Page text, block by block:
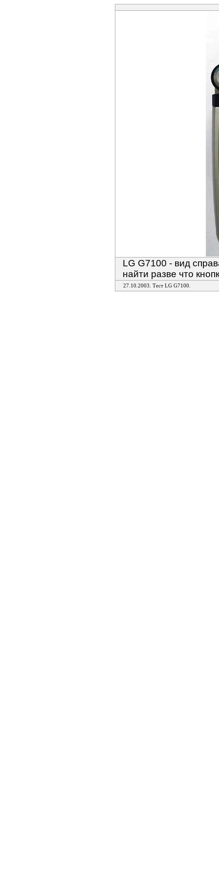
LG G7100 - вид
найти разве что
27.10.2003. Тест LG G7100.